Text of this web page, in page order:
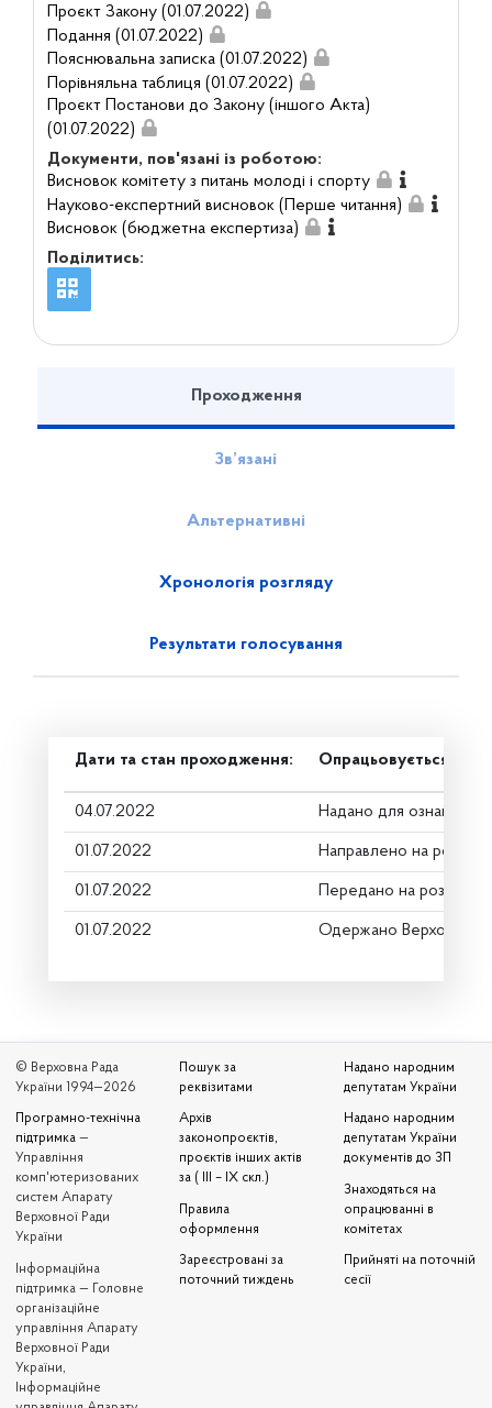
Проєкт Закону (01.07.2022)
Подання (01.07.2022)
Пояснювальна записка (01.07.2022)
Порівняльна таблиця (01.07.2022)
Проєкт Постанови до Закону (іншого Акта)
(01.07.2022)
Документи, пов'язані із роботою:
Висновок комітету з питань молоді і спорту
Науково-експертний висновок (Перше читання)
Висновок (бюджетна експертиза)
Поділитись:
Проходження
Зв’язані
Альтернативні
Хронологія розгляду
Результати голосування
Дати та стан проходження: Опрацьовується в
04.07.2022 Надано для
01.07.2022 Направлено на
01.07.2022 Передано на розгляд
01.07.2022 Одержано Верховною
© Верховна Рада
України 1994—2026
Програмно-технічна
підтримка —
Управління
комп'ютеризованих
систем Апарату
Верховної Ради
України
Iнформаційна
підтримка — Головне
організаційне
управління Апарату
Верховної Ради
України,
Інформаційне
Пошук за
реквізитами
Архів
законопроєктів,
проєктів інших актів
за ( III – IX скл.)
Правила
оформлення
Зареєстровані за
поточний тиждень
Надано народним
депутатам України
Надано народним
депутатам України
документів до ЗП
Знаходяться на
опрацюванні в
комітетах
Прийняті на поточній
сесії